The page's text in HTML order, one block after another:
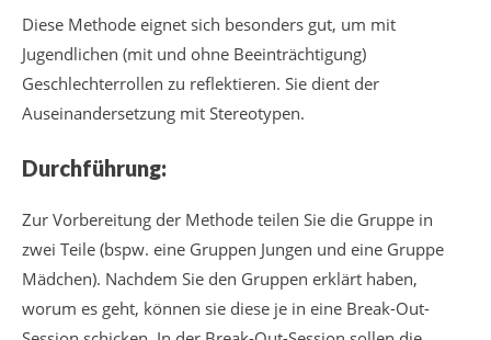
Diese Methode eignet sich besonders gut, um mit
Jugendlichen (mit und ohne Beeinträchtigung)
Geschlechterrollen zu reflektieren. Sie dient der
Auseinandersetzung mit Stereotypen.
Durchführung:
Zur Vorbereitung der Methode teilen Sie die Gruppe in
zwei Teile (bspw. eine Gruppen Jungen und eine Gruppe
Mädchen). Nachdem Sie den Gruppen erklärt haben,
worum es geht, können sie diese je in eine Break-Out-